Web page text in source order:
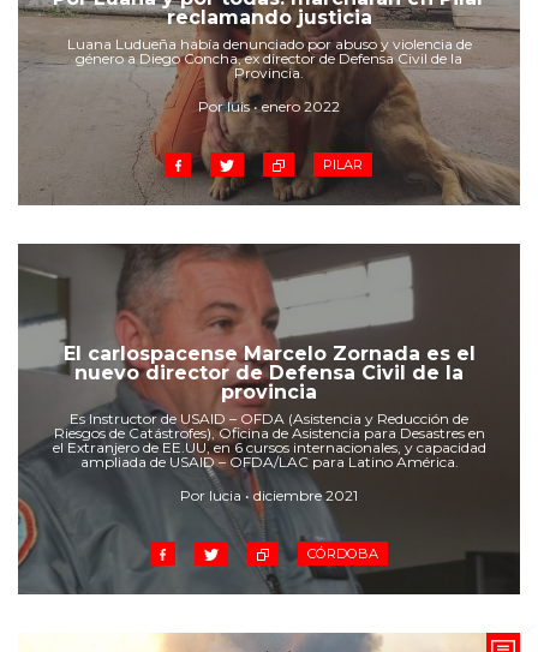
Cruz del Eje
Corredor de Ansenuza
La Carlota y zona
Laboulaye y sur
Bell Ville
Río Tercero
Despeñaderos
reclamando justicia
Luana Ludueña había denunciado por abuso y violencia de
género a Diego Concha, ex director de Defensa Civil de la
Provincia.
Por luis • enero 2022
PILAR
El carlospacense Marcelo Zornada es el
nuevo director de Defensa Civil de la
provincia
Es Instructor de USAID – OFDA (Asistencia y Reducción de
Riesgos de Catástrofes), Oficina de Asistencia para Desastres en
el Extranjero de EE.UU, en 6 cursos internacionales, y capacidad
ampliada de USAID – OFDA/LAC para Latino América.
Por lucia • diciembre 2021
CÓRDOBA